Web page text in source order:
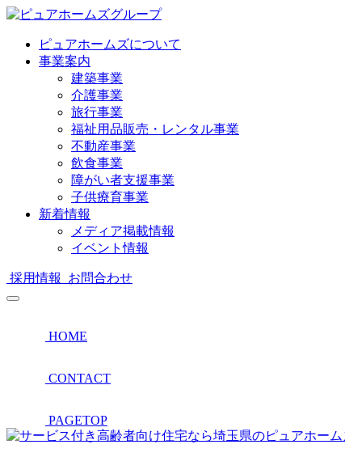
ピュアホームズについて
事業案内
建築事業
介護事業
旅行事業
福祉用品販売・レンタル事業
不動産事業
飲食事業
障がい者支援事業
子供療育事業
新着情報
メディア掲載情報
イベント情報
採用情報 お問合わせ
HOME
CONTACT
PAGETOP